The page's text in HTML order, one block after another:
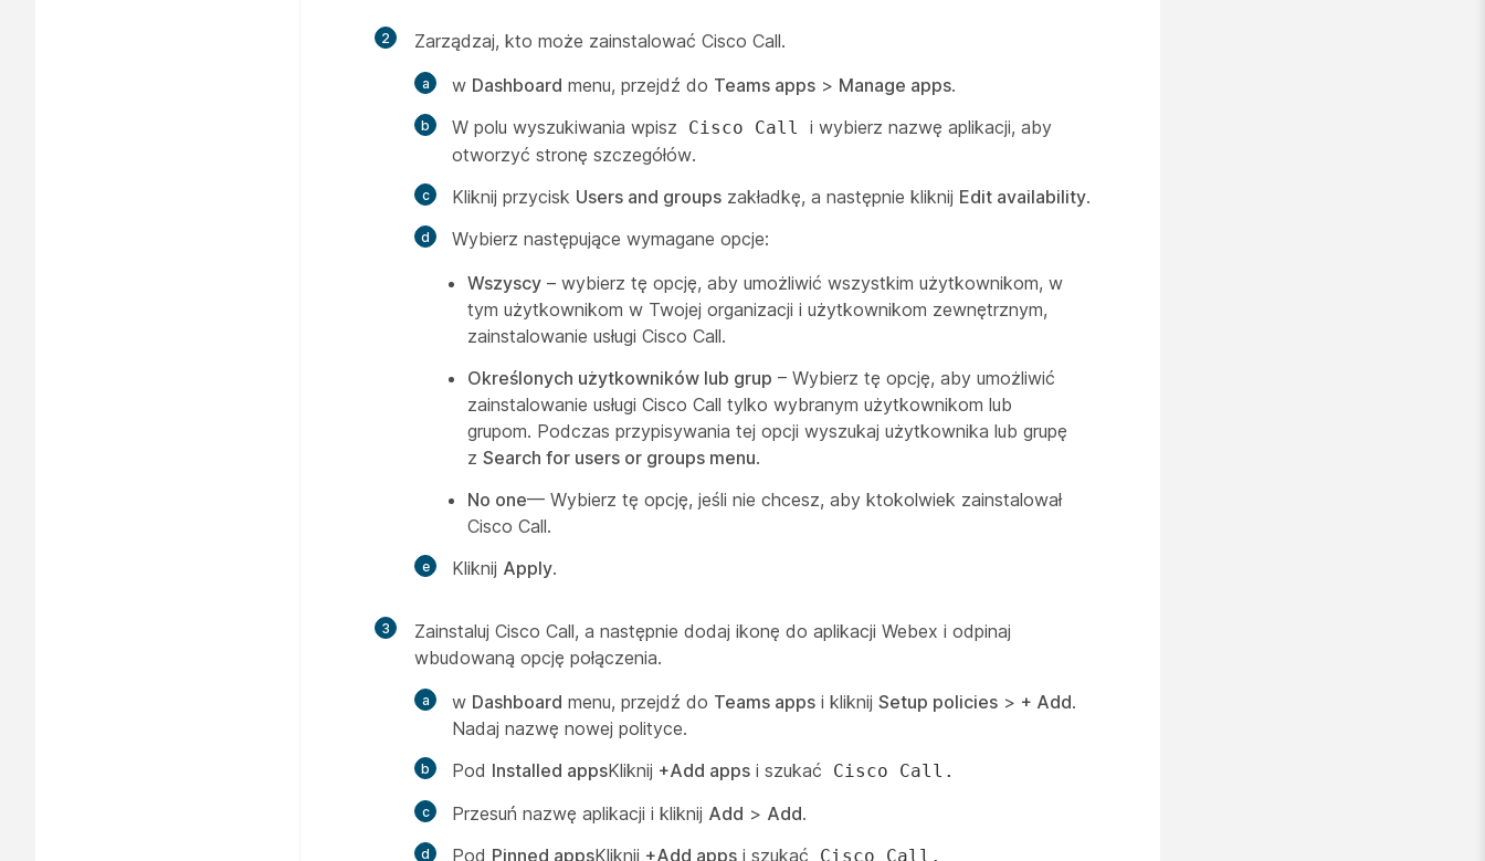
2
Zarządzaj, kto może zainstalować Cisco Call.
w Dashboard menu, przejdź do Teams apps > Manage apps.
W polu wyszukiwania wpisz
Cisco Call
i wybierz nazwę aplikacji, aby
otworzyć stronę szczegółów.
Kliknij przycisk Users and groups zakładkę, a następnie kliknij Edit availability.
Wybierz następujące wymagane opcje:
Wszyscy – wybierz tę opcję, aby umożliwić wszystkim użytkownikom, w
tym użytkownikom w Twojej organizacji i użytkownikom zewnętrznym,
zainstalowanie usługi Cisco Call.
Określonych użytkowników lub grup – Wybierz tę opcję, aby umożliwić
zainstalowanie usługi Cisco Call tylko wybranym użytkownikom lub
grupom. Podczas przypisywania tej opcji wyszukaj użytkownika lub grupę
z Search for users or groups menu.
No one— Wybierz tę opcję, jeśli nie chcesz, aby ktokolwiek zainstalował
Cisco Call.
Kliknij Apply.
3
Zainstaluj Cisco Call, a następnie dodaj ikonę do aplikacji Webex i odpinaj
wbudowaną opcję połączenia.
w Dashboard menu, przejdź do Teams apps i kliknij Setup policies > + Add.
Nadaj nazwę nowej polityce.
Pod Installed appsKliknij +Add apps i szukać Cisco Call.
Przesuń nazwę aplikacji i kliknij Add > Add.
Pod Pinned appsKliknij +Add apps i szukać Cisco Call.